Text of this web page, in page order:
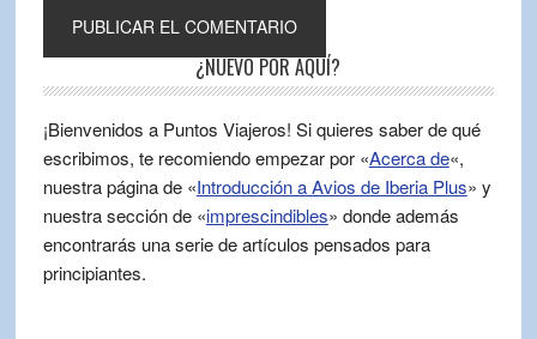
¿NUEVO POR AQUÍ?
¡Bienvenidos a Puntos Viajeros! Si quieres saber de qué
escribimos, te recomiendo empezar por «Acerca de«,
nuestra página de «Introducción a Avios de Iberia Plus» y
nuestra sección de «imprescindibles» donde además
encontrarás una serie de artículos pensados para
principiantes.